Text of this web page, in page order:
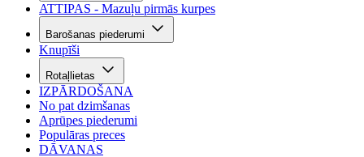
ATTIPAS - Mazuļu pirmās kurpes
Barošanas piederumi
Knupīši
Rotaļlietas
IZPĀRDOŠANA
No pat dzimšanas
Aprūpes piederumi
Populāras preces
DĀVANAS